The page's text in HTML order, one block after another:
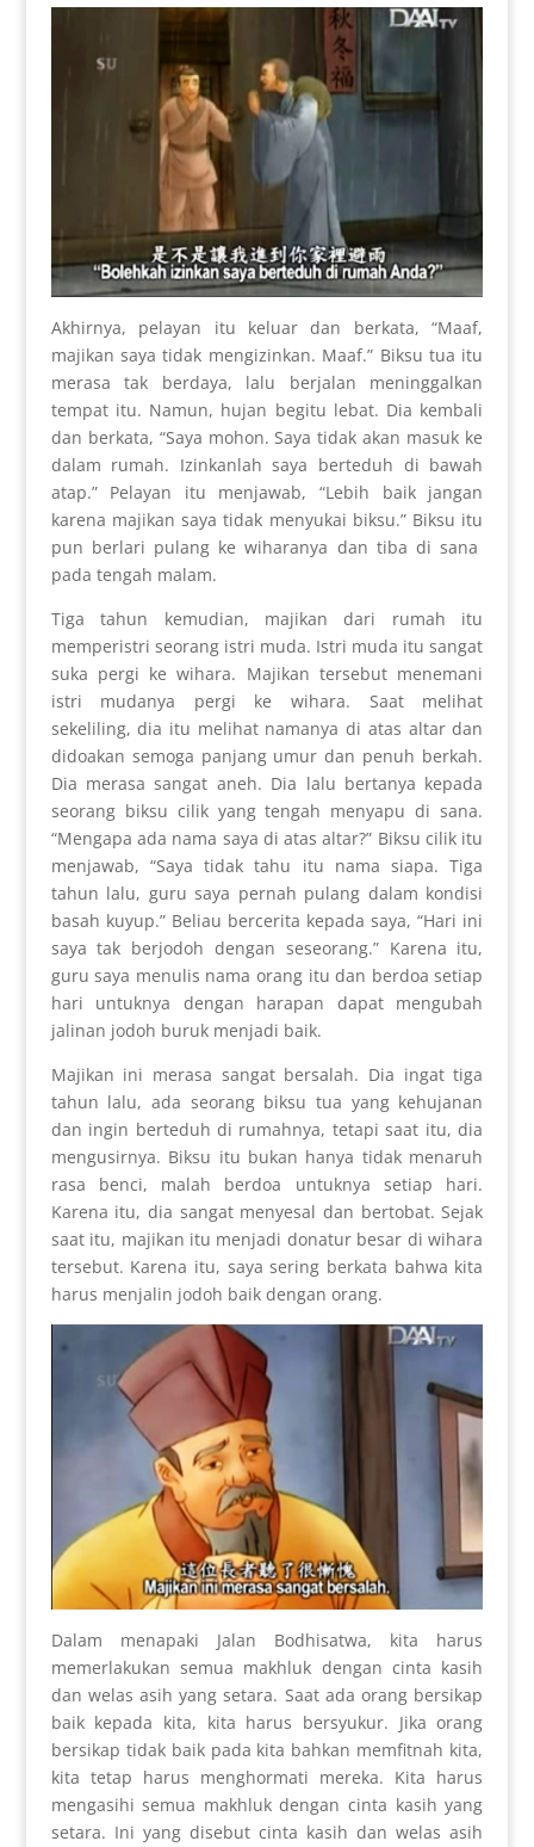
Akhirnya, pelayan itu keluar dan berkata, “Maaf,
majikan saya tidak mengizinkan. Maaf.” Biksu tua itu
merasa tak berdaya, lalu berjalan meninggalkan
tempat itu. Namun, hujan begitu lebat. Dia kembali
dan berkata, “Saya mohon. Saya tidak akan masuk ke
dalam rumah. Izinkanlah saya berteduh di bawah
atap.” Pelayan itu menjawab, “Lebih baik jangan
karena majikan saya tidak menyukai biksu.” Biksu itu
pun berlari pulang ke wiharanya dan tiba di sana
pada tengah malam.
Tiga tahun kemudian, majikan dari rumah itu
memperistri seorang istri muda. Istri muda itu sangat
suka pergi ke wihara. Majikan tersebut menemani
istri mudanya pergi ke wihara. Saat melihat
sekeliling, dia itu melihat namanya di atas altar dan
didoakan semoga panjang umur dan penuh berkah.
Dia merasa sangat aneh. Dia lalu bertanya kepada
seorang biksu cilik yang tengah menyapu di sana.
“Mengapa ada nama saya di atas altar?” Biksu cilik itu
menjawab, “Saya tidak tahu itu nama siapa. Tiga
tahun lalu, guru saya pernah pulang dalam kondisi
basah kuyup.” Beliau bercerita kepada saya, “Hari ini
saya tak berjodoh dengan seseorang.” Karena itu,
guru saya menulis nama orang itu dan berdoa setiap
hari untuknya dengan harapan dapat mengubah
jalinan jodoh buruk menjadi baik.
Majikan ini merasa sangat bersalah. Dia ingat tiga
tahun lalu, ada seorang biksu tua yang kehujanan
dan ingin berteduh di rumahnya, tetapi saat itu, dia
mengusirnya. Biksu itu bukan hanya tidak menaruh
rasa benci, malah berdoa untuknya setiap hari.
Karena itu, dia sangat menyesal dan bertobat. Sejak
saat itu, majikan itu menjadi donatur besar di wihara
tersebut. Karena itu, saya sering berkata bahwa kita
harus menjalin jodoh baik dengan orang.
Dalam menapaki Jalan Bodhisatwa, kita harus
memerlakukan semua makhluk dengan cinta kasih
dan welas asih yang setara. Saat ada orang bersikap
baik kepada kita, kita harus bersyukur. Jika orang
bersikap tidak baik pada kita bahkan memfitnah kita,
kita tetap harus menghormati mereka. Kita harus
mengasihi semua makhluk dengan cinta kasih yang
setara. Ini yang disebut cinta kasih dan welas asih